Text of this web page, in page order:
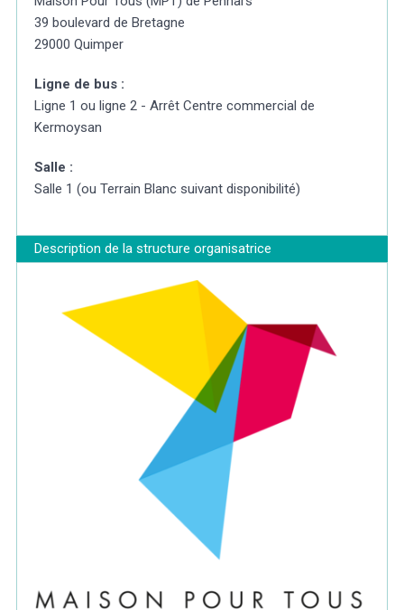
39 boulevard de Bretagne
29000 Quimper
Ligne de bus :
Ligne 1 ou ligne 2 - Arrêt Centre commercial de
Kermoysan
Salle :
Salle 1 (ou Terrain Blanc suivant disponibilité)
Description de la structure organisatrice